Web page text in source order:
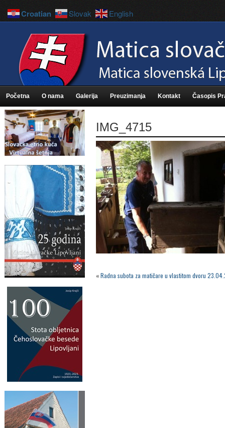
Početna O nama Galerija Preuzimanja Kontakt Časopis
IMG_4715
«Radna subota za matičare u vlastitom dvoru
Croatian Slovak English